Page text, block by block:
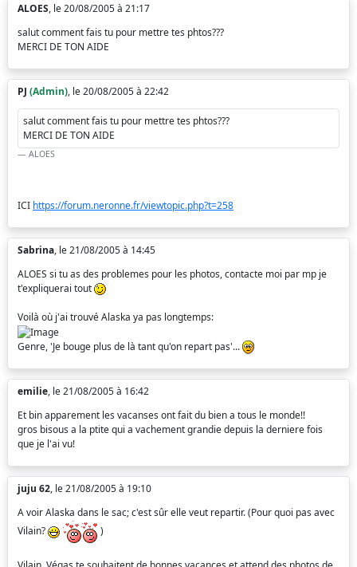
ALOES, le 20/08/2005 à 21:17
salut comment fais tu pour mettre tes phtos???
MERCI DE TON AIDE
PJ (Admin), le 20/08/2005 à 22:42
salut comment fais tu pour mettre tes phtos???
MERCI DE TON AIDE
ALOES
ICI https://forum.neronne.fr/viewtopic.php?t=258
Sabrina, le 21/08/2005 à 14:45
ALOES si tu as des problemes pour les photos, contacte moi par mp je
t'expliquerai tout
Voilà où j'ai trouvé Alaska ya pas longtemps:
Genre, 'Je bouge plus de là tant qu'on repart pas'...
emilie, le 21/08/2005 à 16:42
Et bin apparement les vacanses ont fait du bien a tous le monde!!
gros bisous a la ptite qui a vachement grandie depuis la derniere fois
que je l'ai vu!
juju 62, le 21/08/2005 à 19:10
A voir Alaska dans le sac; c'est sûr elle veut repartir. (Pour quoi pas avec
Vilain?
)